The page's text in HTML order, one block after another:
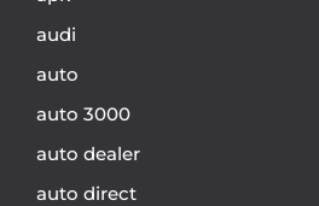
audi
auto
auto 3000
auto dealer
auto direct